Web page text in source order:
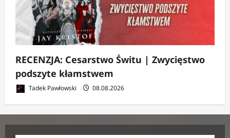
RECENZJA: Cesarstwo Świtu | Zwycięstwo
podszyte kłamstwem
Tadek Pawłowski 08.08.2026